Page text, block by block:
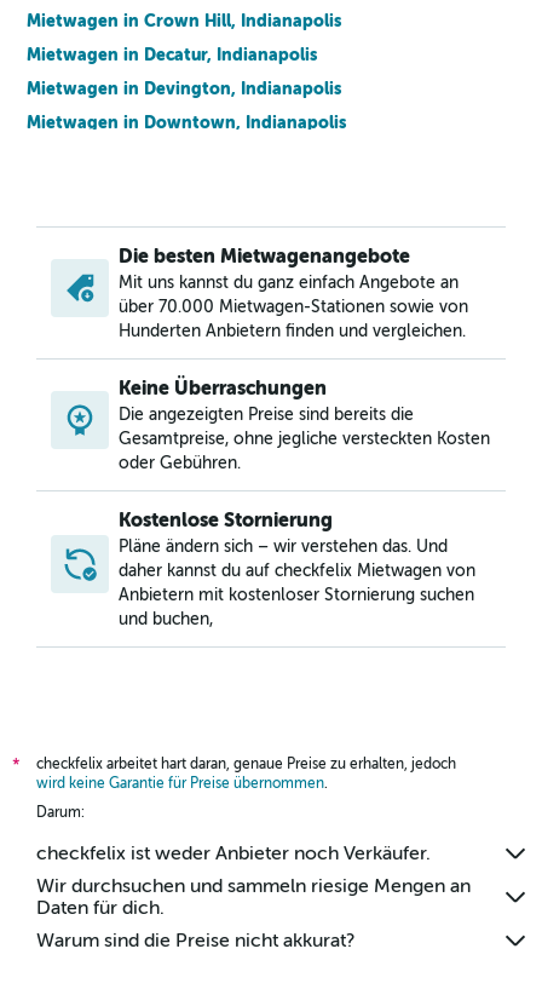
Mietwagen in Crown Hill, Indianapolis
Mietwagen in Decatur, Indianapolis
Mietwagen in Devington, Indianapolis
Mietwagen in Downtown, Indianapolis
Mietwagen in Fall Creek Place, Indianapolis
Mietwagen in Fountain Square, Indianapolis
Mietwagen in Grace Tuxedo Park, Indianapolis
Mietwagen in Hawthorne, Indianapolis
Mietwagen in Herron Morton, Indianapolis
Mietwagen in Holy Cross, Indianapolis
Mietwagen in Indiana Avenue, Indianapolis
Die besten Mietwagenangebote
Mit uns kannst du ganz einfach Angebote an
über 70.000 Mietwagen-Stationen sowie von
Hunderten Anbietern finden und vergleichen.
Keine Überraschungen
Die angezeigten Preise sind bereits die
Gesamtpreise, ohne jegliche versteckten Kosten
oder Gebühren.
Kostenlose Stornierung
Pläne ändern sich – wir verstehen das. Und
daher kannst du auf checkfelix Mietwagen von
Anbietern mit kostenloser Stornierung suchen
und buchen,
*
checkfelix arbeitet hart daran, genaue Preise zu erhalten, jedoch
wird keine Garantie für Preise übernommen.
Darum:
checkfelix ist weder Anbieter noch Verkäufer.
Wir durchsuchen und sammeln riesige Mengen an
Daten für dich.
Warum sind die Preise nicht akkurat?